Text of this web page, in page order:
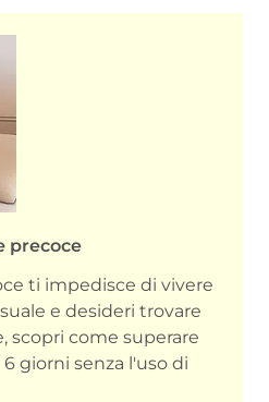
precoce
ti impedisce di vivere
e desideri trovare
scopri come superare
giorni senza l'uso di